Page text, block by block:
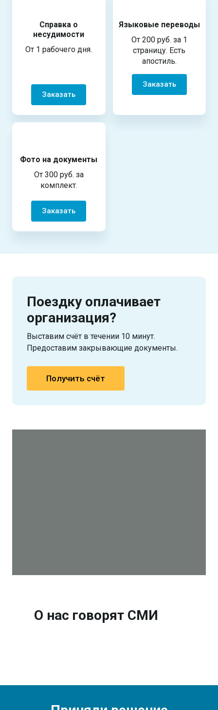
Справка о
несудимости
От 1 рабочего дня.
Заказать
Языковые переводы
От 200 руб. за 1
страницу. Есть
апостиль.
Заказать
Фото на документы
От 300 руб. за
комплект.
Заказать
Поездку оплачивает
организация?
Выставим счёт в течении 10 минут.
Предоставим закрывающие документы.
Получить счёт
О нас говорят СМИ